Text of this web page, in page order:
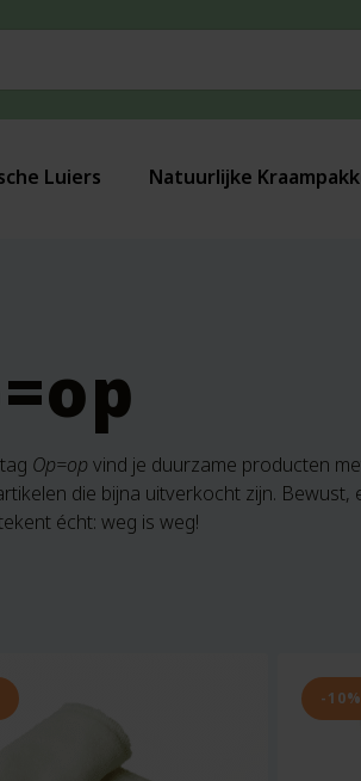
Luiers Natuurlijke
Op=op vind je duurzame producten
die bijna uitverkocht zijn.
écht: weg is weg!
-10%